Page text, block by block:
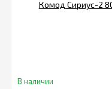
В наличии